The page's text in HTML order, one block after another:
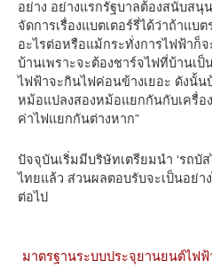
อย่าง อย่างแรกรัฐบาลต้องสนับสนุ
จัดการเรื่องแบตเตอร์รี่ได้ว่าถ้าแบ
อะไรต่อหรือแม้กระทั่งการไฟฟ้าก็
บ้านเพราะจะต้องชาร์จไฟที่บ้านเ
ไฟฟ้าจะกินไฟค่อนข้างเยอะ ดังนั้
หม้อแปลงสองหม้อแยกกันกับเครื่อ
ค่าไฟแยกกันต่างหาก”
ปัจจุบันเริ่มมีบริษัทเตรียมนำ ‘รถบั
ไทยแล้ว ส่วนผลตอบรับจะเป็นอย่
ต่อไป
มาตรฐานระบบประจุยานยนต์ไฟฟ้